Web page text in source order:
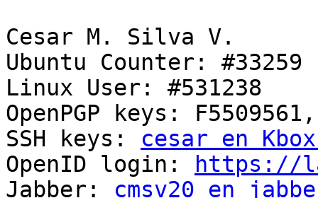
Cesar M. Silva V.
Ubuntu Counter: #33259
Linux User: #531238
OpenPGP keys: F5509561,
SSH keys: cesar en
OpenID login:
https://
Jabber: cmsv20 en